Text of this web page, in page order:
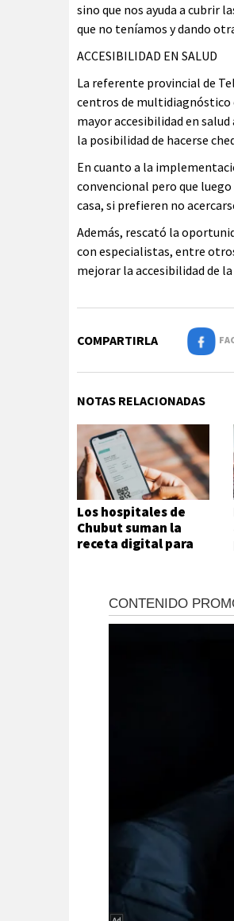
sino que nos ayuda a cubrir
que no teníamos y dando
ACCESIBILIDAD EN SALUD
La referente provincial de
centros de multidiagnóstico
mayor accesibilidad en
la posibilidad de hacerse
En cuanto a la
convencional pero que
casa, si prefieren no
Además, rescató la
con especialistas, entre
mejorar la accesibilidad de
COMPARTIRLA
NOTAS RELACIONADAS
Los hospitales de
Chubut suman la
receta digital para